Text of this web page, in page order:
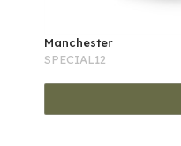
Manchester
SPECIAL12